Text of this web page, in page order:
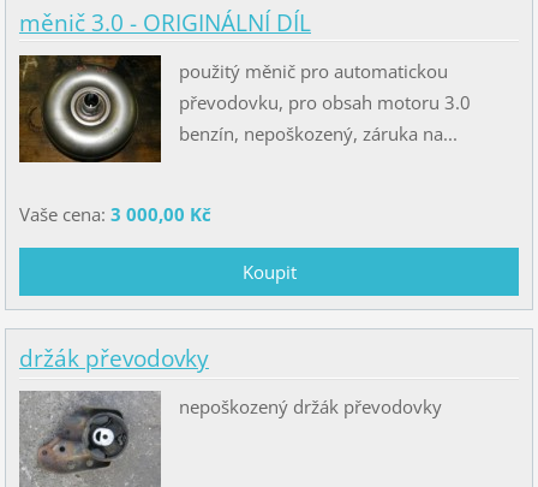
měnič 3.0 - ORIGINÁLNÍ DÍL
použitý měnič pro automatickou
převodovku, pro obsah motoru 3.0
benzín, nepoškozený, záruka na...
Vaše cena: 3 000,00 Kč
držák převodovky
nepoškozený držák převodovky